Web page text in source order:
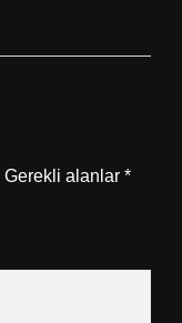
Gerekli alanlar *